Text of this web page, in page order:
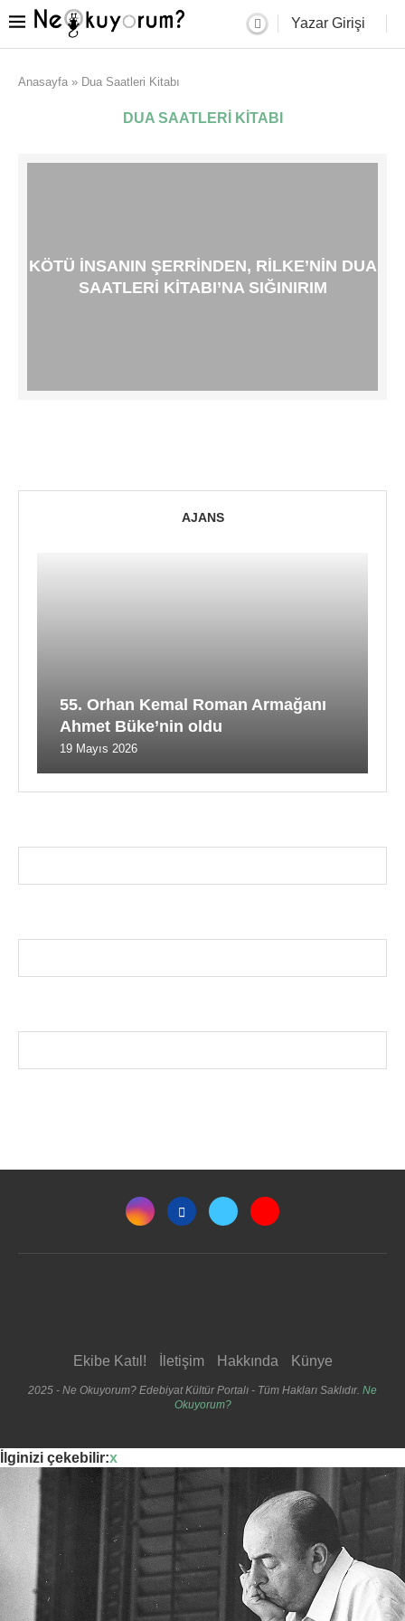
Yazar Girişi
Anasayfa » Dua Saatleri Kitabı
DUA SAATLERI KITABI
KÖTÜ INSANIN ŞERRINDEN, RILKE’NIN DUA
SAATLERI KITABI’NA SIĞINIRIM
AJANS
55. Orhan Kemal Roman Armağanı
Ahmet Büke’nin oldu
19 Mayıs 2026
Ekibe Katıl! İletişim Hakkında Künye
2025 - Ne Okuyorum? Edebiyat Kültür Portalı - Tüm Hakları Saklıdır. Ne
Okuyorum?
İlginizi çekebilir:x